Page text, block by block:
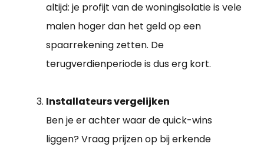
altijd: je profijt van de woningisolatie is vele
malen hoger dan het geld op een
spaarrekening zetten. De
terugverdienperiode is dus erg kort.
Installateurs vergelijken
Ben je er achter waar de quick-wins
liggen? Vraag prijzen op bij erkende